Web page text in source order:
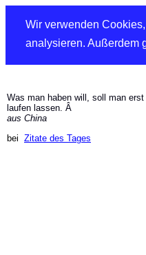
Wir verwenden
analysieren. Außerdem
Was man haben will, soll man erst
laufen lassen. Â
aus China
bei Zitate des Tages